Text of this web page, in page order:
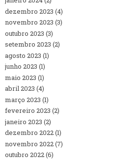
dezembro 2023 (4)
novembro 2023 (3)
outubro 2023 (3)
setembro 2023 (2)
agosto 2023 (1)
junho 2023 (1)
maio 2023 (1)
abril 2023 (4)
março 2023 (1)
fevereiro 2023 (2)
janeiro 2023 (2)
dezembro 2022(1)
novembro 2022(7)
outubro 2022(6)